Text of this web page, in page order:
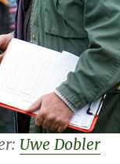
Uwe Dobler